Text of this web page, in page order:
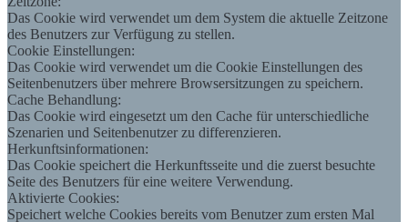
Das Cookie wird verwendet um dem System die aktuelle Zeitzone
des Benutzers zur Verfügung zu stellen.
Cookie Einstellungen:
Das Cookie wird verwendet um die Cookie Einstellungen des
Seitenbenutzers über mehrere Browsersitzungen zu speichern.
Cache Behandlung:
Das Cookie wird eingesetzt um den Cache für unterschiedliche
Szenarien und Seitenbenutzer zu differenzieren.
Herkunftsinformationen:
Das Cookie speichert die Herkunftsseite und die zuerst besuchte
Seite des Benutzers für eine weitere Verwendung.
Aktivierte Cookies:
Speichert welche Cookies bereits vom Benutzer zum ersten Mal